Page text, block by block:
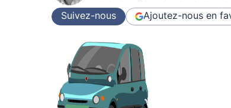
Suivez-nous Ajoutez-nous en